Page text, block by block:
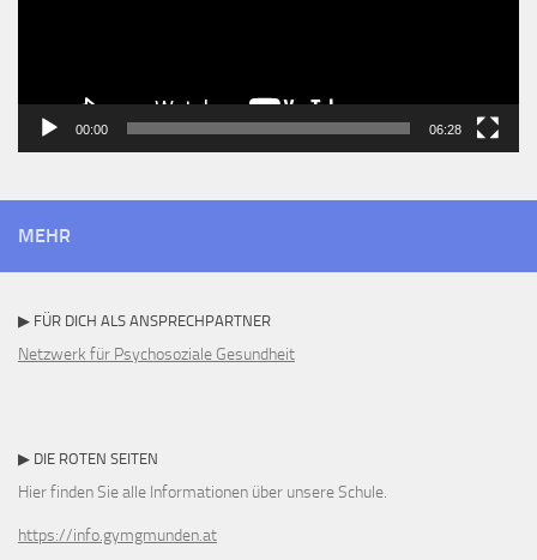
00:00 06:28
MEHR
▶ FÜR DICH ALS ANSPRECHPARTNER
Netzwerk für Psychosoziale Gesundheit
▶ DIE ROTEN SEITEN
Hier finden Sie alle Informationen über unsere Schule.
https://info.gymgmunden.at